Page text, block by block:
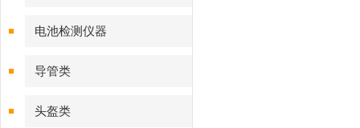
电池检测仪器
导管类
头盔类